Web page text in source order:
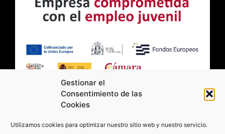
Gestionar el
Consentimiento de las
Cookies
Utilizamos cookies para optimizar nuestro sitio web y nuestro servicio.
2026 Moviltick technologies. Todos los